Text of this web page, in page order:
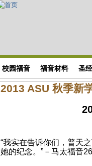
校园福音 福音材料 圣
2013 ASU 秋季新
“我实在告诉你们，普天
她的纪念。”－马太福音